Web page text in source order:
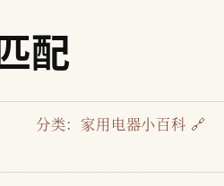
配
分类： 家用电器小百科 🔗